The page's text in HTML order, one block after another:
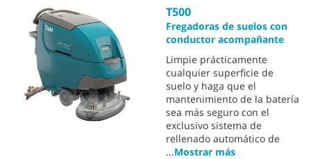
T500
Fregadoras de suelos con
conductor acompañante
Limpie prácticamente
cualquier superficie de
suelo y haga que el
mantenimiento de la batería
sea más seguro con el
exclusivo sistema de
rellenado automático de
...Mostrar más